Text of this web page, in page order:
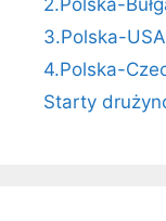
3.Polska-
4.Polska-
Starty